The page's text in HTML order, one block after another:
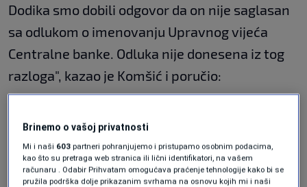
Dodika smo dobili odgovor da on nije saglasan
sa odlukom o imenovanju Upravnog vijeća
Centralne banke. Odluka nije donesena iz tog
razloga", kazao je Komšić i poručio:
"Sve ostalo nije naš problem i ne želimo
učestvovati u cirkusu koji Dodik priređuje za
javnost u RS".
Brinemo o vašoj privatnosti
Mi i naši 603 partneri pohranjujemo i pristupamo osobnim podacima,
kao što su pretraga web stranica ili lični identifikatori, na vašem
računaru . Odabir Prihvatam omogućava praćenje tehnologije kako bi se
pružila podrška dolje prikazanim svrhama na osnovu kojih mi i naši